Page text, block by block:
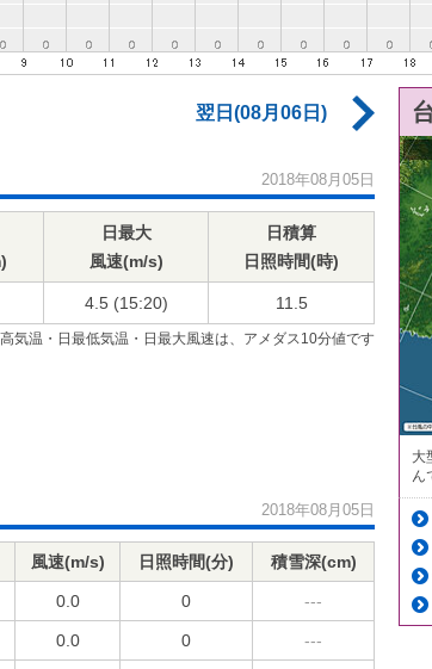
翌日(08月06日)
2018年08月05日
日最大
風速(m/s)
日積算
日照時間(時)
4.5 (15:20) 11.5
気温・日最低気温・日最大風速は、アメダス10分値です
2018年08月05日
風速(m/s) 日照時間(分) 積雪深(cm)
0.0 0 ---
0.0 0 ---
大
ん